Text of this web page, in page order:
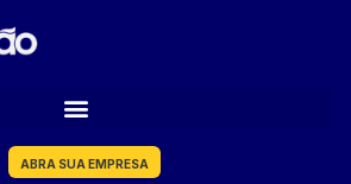
ABRA SUA EMPRESA